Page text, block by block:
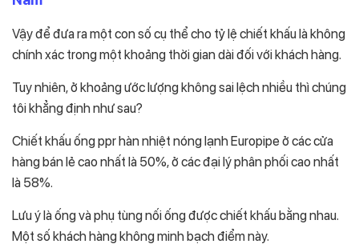
Vậy để đưa ra một con số cụ thể cho tỷ lệ chiết khấu là không
chính xác trong một khoảng thời gian dài đối với khách hàng.
Tuy nhiên, ở khoảng ước lượng không sai lệch nhiều thì chúng
tôi khẳng định như sau?
Chiết khấu ống ppr hàn nhiệt nóng lạnh Europipe ở các cửa
hàng bán lẻ cao nhất là 50%, ở các đại lý phân phối cao nhất
là 58%.
Lưu ý là ống và phụ tùng nối ống được chiết khấu bằng nhau.
Một số khách hàng không minh bạch điểm này.